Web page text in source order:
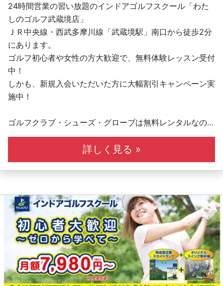
24時間営業の習い放題のインドアゴルフスクール「わた
しのゴルフ武蔵境店」
ＪＲ中央線・西武多摩川線「武蔵境駅」南口から徒歩2分
にあります。
ゴルフ初心者や女性の方大歓迎で、無料体験レッスン受付
中！
しかも、新規入会いただいた方に大幅割引キャンペーン実
施中！
ゴルフクラブ・シューズ・グローブは無料レンタルなので
手ぶらでOK！
全打席オリジナルスイング解析機完備！弾道測定機「スカ
イトラック」も利用可能！
全5打席の内、1打席はレフティ優先打席です。レフティ
系列全店の利用が可能で、レッスンだけでなく、
打ちっぱなしとして施設をご利用いただくことも可能で
す！
詳しく見る »